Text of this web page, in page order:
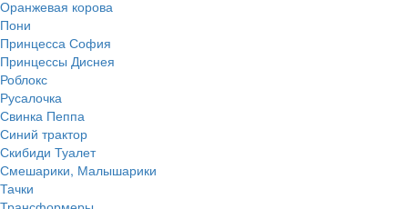
Оранжевая корова
Пони
Принцесса София
Принцессы Диснея
Роблокс
Русалочка
Свинка Пеппа
Синий трактор
Скибиди Туалет
Смешарики, Малышарики
Тачки